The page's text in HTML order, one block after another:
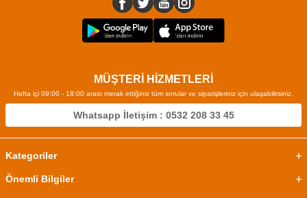
MÜŞTERİ HİZMETLERİ
Hafta içi 09:00 - 18:00 arası merak ettiğiniz tüm sorular ve siparişleriniz için ulaşabilirsiniz.
Whatsapp İletişim : 0532 208 33 45
Kategoriler
Önemli Bilgiler